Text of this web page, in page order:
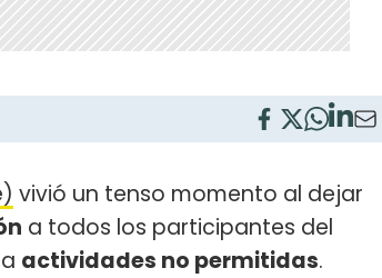
vivió un tenso momento al dejar
a todos los participantes del
actividades no permitidas.